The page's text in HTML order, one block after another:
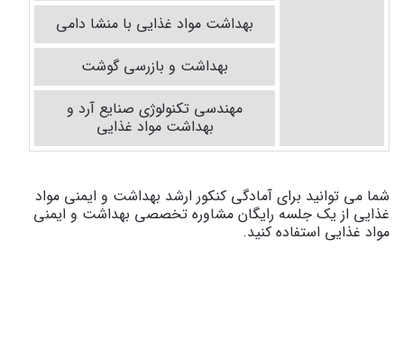
بهداشت مواد غذایی با منشا دامی
بهداشت و بازرسی گوشت
مهندسی تکنولوژی صنایع آرد و
بهداشت مواد غذایی
شما می توانید برای آمادگی کنکور ارشد بهداشت و ایمنی مواد
غذایی از یک جلسه رایگان مشاوره تخصصی بهداشت و ایمنی
مواد غذایی استفاده کنید.